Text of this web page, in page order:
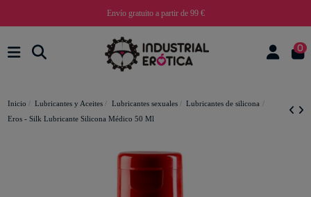
Envío gratuito a partir de 99 €
0
Inicio Lubricantes y Aceites Lubricantes sexuales
Lubricantes de silicona
Eros - Silk Lubricante Silicona Médico 50 Ml